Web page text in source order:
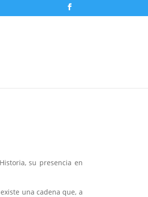
su presencia en
una cadena que, a